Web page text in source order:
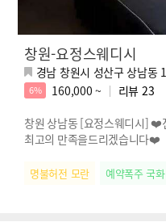
창원-요정스웨디시
경남 창원시 성산구 상남동
6% 160,000 ~ 리뷰 23
창원 상남동 [요정스웨디시]
최고의 만족을드리겠습니다❤️
명불허전 모란 예약폭주 국화